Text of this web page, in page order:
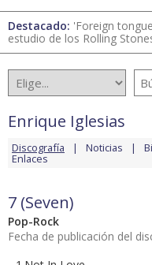
Destacado: 'Foreign
estudio de los Rolling
Enrique Iglesias
Discografía Noticias
Enlaces
7 (Seven)
Pop-Rock
Fecha de publicación del